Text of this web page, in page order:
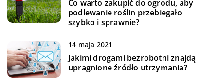
Co warto zakupić do ogrodu, aby
podlewanie roślin przebiegało
szybko i sprawnie?
14 maja 2021
Jakimi drogami bezrobotni znajdą
upragnione źródło utrzymania?